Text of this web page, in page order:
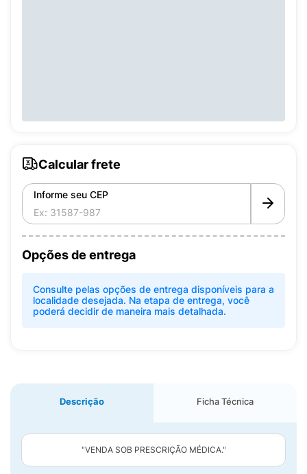
Calcular frete
Informe seu CEP
Opções de entrega
Consulte pelas opções de entrega disponíveis para a
localidade desejada. Na etapa de entrega, você
poderá decidir de maneira mais detalhada.
Descrição Ficha Técnica
"VENDA SOB PRESCRIÇÃO MÉDICA."